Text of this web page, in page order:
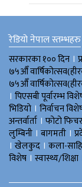
रेडियो नेपाल स्तम्भहरु
सरकारका १०० दिन ।
७५औँ
७५औँ
। पिएसबी पूर्वारम्भ
भिडियाे । निर्वाचन
अन्तर्वार्ता । फोटो फिचर
लुम्बिनी । बागमती ।
। खेलकुद । कला-
विशेष । स्वास्थ्य/शिक्षा